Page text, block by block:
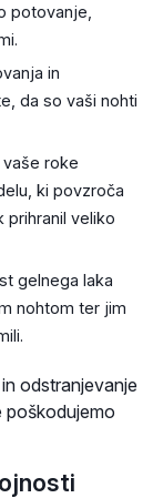
potovanje,
in
da so vaši nohti
roke
ki povzroča
prihranil veliko
gelnega laka
nohtom ter jim
odstranjevanje
poškodujemo